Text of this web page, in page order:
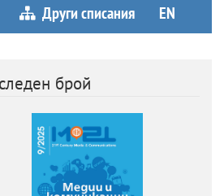
Други списания EN
брой